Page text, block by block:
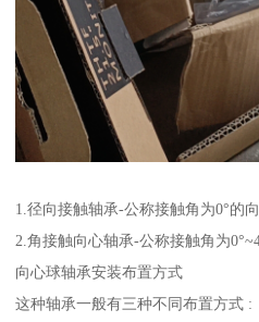
1.径向接触轴承-公称接触角为0°的向
2.角接触向心轴承-公称接触角为
向心球轴承安装布置方式
这种轴承一般有三种不同布置方式 :